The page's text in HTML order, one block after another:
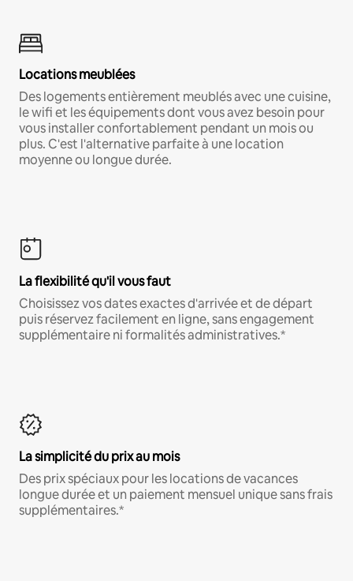
Locations meublées
Des logements entièrement meublés avec une cuisine,
le wifi et les équipements dont vous avez besoin pour
vous installer confortablement pendant un mois ou
plus. C'est l'alternative parfaite à une location
moyenne ou longue durée.
La flexibilité qu'il vous faut
Choisissez vos dates exactes d'arrivée et de départ
puis réservez facilement en ligne, sans engagement
supplémentaire ni formalités administratives.*
La simplicité du prix au mois
Des prix spéciaux pour les locations de vacances
longue durée et un paiement mensuel unique sans frais
supplémentaires.*